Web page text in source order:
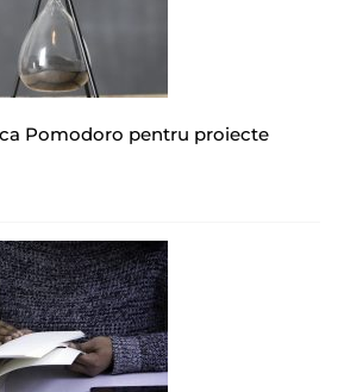
Pomodoro pentru proiecte